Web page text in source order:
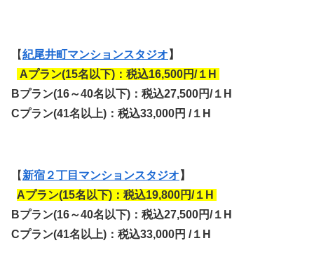
【紀尾井町マンションスタジオ 】
Aプラン(15名以下)：税込16,500円/１H
Bプラン(16～40名以下)：税込27,500円/１H
Cプラン(41名以上)：税込33,000円 /１H
【 新宿２丁目マンションスタジオ 】
Aプラン(15名以下)：税込19,800円/１H
Bプラン(16～40名以下)：税込27,500円/１H
Cプラン(41名以上)：税込33,000円 /１H